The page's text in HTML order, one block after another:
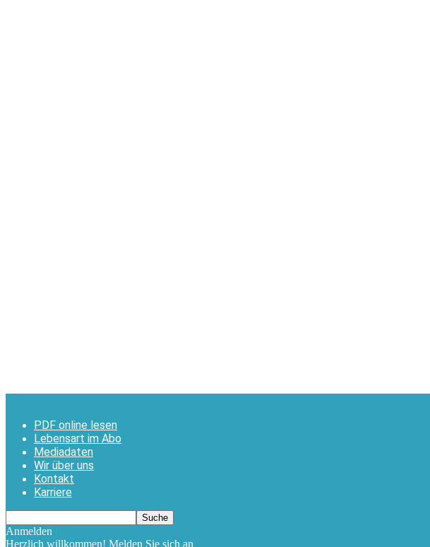
PDF online lesen
Lebensart im Abo
Mediadaten
Wir über uns
Kontakt
Karriere
Anmelden
Herzlich willkommen! Melden Sie sich an